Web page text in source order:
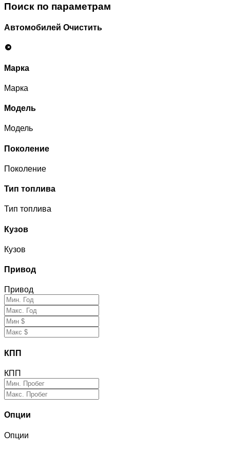
Поиск по параметрам
Автомобилей Очистить
Марка
Марка
Модель
Модель
Поколение
Поколение
Тип топлива
Тип топлива
Кузов
Кузов
Привод
Привод
КПП
КПП
Опции
Опции